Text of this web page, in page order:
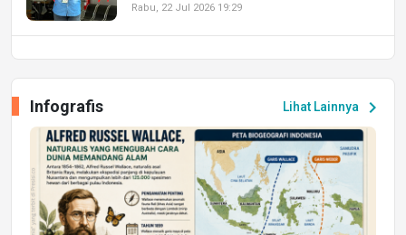
Rabu, 22 Jul 2026 19:29
Peluang Kerja dan Magang
Jumat, 17 Jul 2026 22:30
DAERAH
Astra Motor Kalimantan Timur 2 Dukung
Mahasiswa Samarinda dalam Astra
Honda SDGs Future Leaders 2026
Lihat Lainnya chevron_right
Infografis